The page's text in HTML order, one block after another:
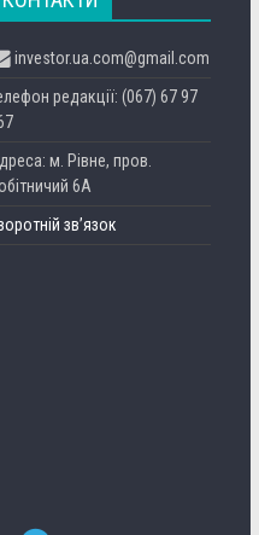
investor.ua.com@gmail.com
редакції: (067) 67 97
м. Рівне, пров.
6А
зв’язок